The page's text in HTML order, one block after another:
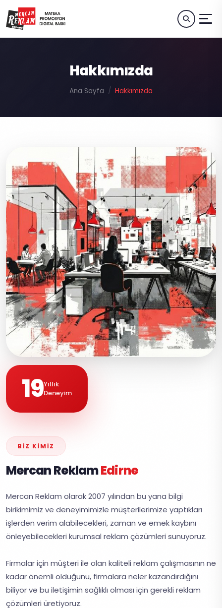
Hakkımızda
Ana Sayfa Hakkımızda
19Yıllık
Deneyim
BIZ KIMIZ
Mercan ReklamEdirne
Mercan Reklam olarak 2007 yılından bu yana bilgi
birikimimiz ve deneyimimizle müşterilerimize yaptıkları
işlerden verim alabilecekleri, zaman ve emek kaybını
önleyebilecekleri kurumsal reklam çözümleri sunuyoruz.
Firmalar için müşteri ile olan kaliteli reklam çalışmasının ne
kadar önemli olduğunu, firmalara neler kazandırdığını
biliyor ve bu iletişimin sağlıklı olması için gerekli reklam
çözümleri üretiyoruz.